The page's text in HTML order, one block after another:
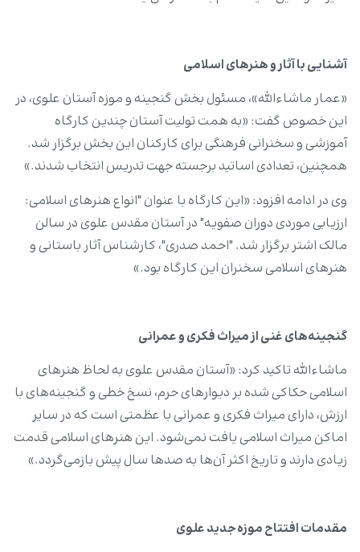
آشنایی با آثار و هنرهای اسلامی
«عمار ماشاءالله»، مسئول بخش گنجینه و موزه آستان علوی، در
این خصوص گفت: «به همت تولیت آستان چندین کارگاه‌
آموزشی و سخنرانی‌ فرهنگی برای کارکنان این بخش برگزار شد.
همچنین، تعدادی اساتید برجسته جهت تدریس انتخاب شدند.»
وی در ادامه افزود: «این کارگاه با عنوان "انواع هنرهای اسلامی:
ارزیابی موردی دوران صفویه" در آستان مقدس علوی در سالن
مالک اشتر برگزار شد. "احمد صدری"، کارشناس آثار باستانی و
هنرهای اسلامی سخنران این کارگاه بود.»
گنجینه‌ها‌ی غنی از میراث فکری و عمرانی
ماشاءالله تاکید کرد: «آستان مقدس علوی به لحاظ هنرهای
اسلامی حکاکی شده بر دیوارهای حرم، نسخ خطی و گنجینه‌های با
ارزش، دارای میراث فکری و عمرانی با عظمتی است که در سایر
اماکن میراث اسلامی یافت نمی‌شود. این هنرهای اسلامی قدمت
زیادی دارند و تاریخ اکثر آن‌ها به صدها سال پیش بازمی‌گردد.»
مقدمات افتتاح موزه جدید علوی